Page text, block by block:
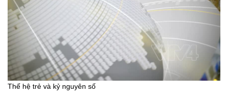
Thế hệ trẻ và kỷ nguyên số